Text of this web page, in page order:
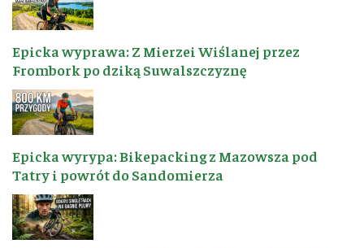
Epicka wyprawa: Z Mierzei Wiślanej przez
Frombork po dziką Suwalszczyznę
Epicka wyrypa: Bikepacking z Mazowsza pod
Tatry i powrót do Sandomierza